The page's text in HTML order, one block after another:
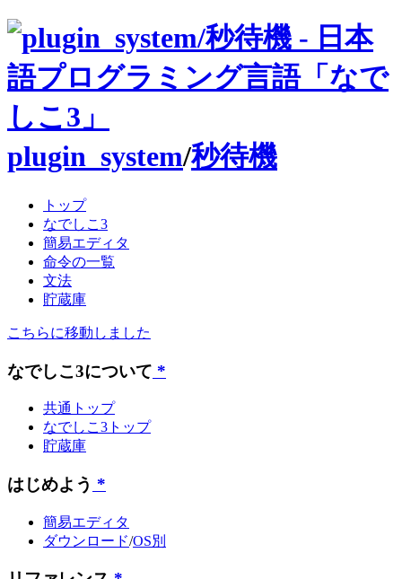
plugin_system/秒待機
トップ
なでしこ3
簡易エディタ
命令の一覧
文法
貯蔵庫
こちらに移動しました
なでしこ3について *
共通トップ
なでしこ3トップ
貯蔵庫
はじめよう *
簡易エディタ
ダウンロード/OS別